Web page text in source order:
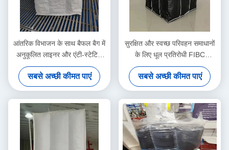
आंतरिक विभाजन के साथ बैफल बैग में
अनुकूलित लाइनर और एंटी-स्टेटिक
क्षमता
सबसे अच्छी कीमत पाएं
सुरक्षित और स्वच्छ परिवहन समाधानों
के लिए धूल प्रतिरोधी FIBC
पॉलीप्रोपाइलीन
सबसे अच्छी कीमत पाएं